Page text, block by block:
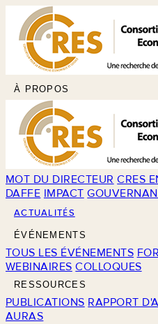
À PROPOS
MOT DU DIRECTEUR CRES
DAFFE IMPACT
ACTUALITÉS
ÉVÉNEMENTS
TOUS LES ÉVÉNEMENTS
WEBINAIRES COLLOQUES
RESSOURCES
PUBLICATIONS RAPPORT
AURAS